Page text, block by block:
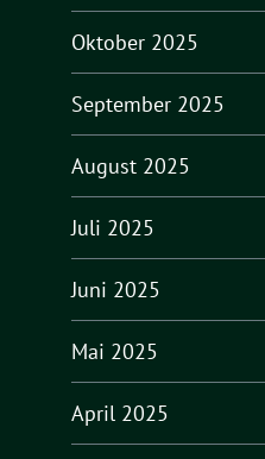
Oktober 2025
September 2025
August 2025
Juli 2025
Juni 2025
Mai 2025
April 2025